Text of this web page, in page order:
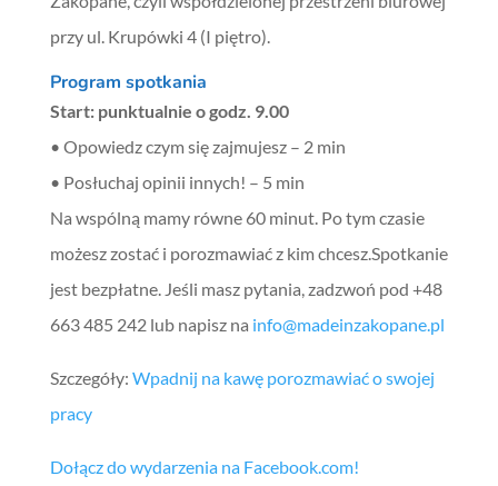
przy ul. Krupówki 4 (I piętro).
Program spotkania
Start: punktualnie o godz. 9.00
• Opowiedz czym się zajmujesz – 2 min
• Posłuchaj opinii innych! – 5 min
Na wspólną mamy równe 60 minut. Po tym czasie
możesz zostać i porozmawiać z kim chcesz.Spotkanie
jest bezpłatne. Jeśli masz pytania, zadzwoń pod +48
663 485 242 lub napisz na info@madeinzakopane.pl
Szczegóły: Wpadnij na kawę porozmawiać o swojej
pracy
Dołącz do wydarzenia na Facebook.com!